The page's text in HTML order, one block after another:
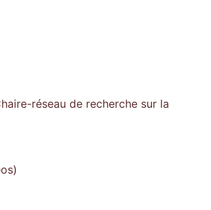
réseau de recherche sur la